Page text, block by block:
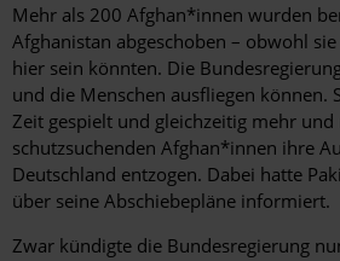
Mehr als 200 Afghan*innen wurden
Afghanistan abgeschoben – obwohl
hier sein könnten. Die
und die Menschen ausfliegen können.
Zeit gespielt und gleichzeitig mehr
schutzsuchenden Afghan*innen ihre
Deutschland entzogen. Dabei hatte
über seine Abschiebepläne informiert.
Zwar kündigte die Bundesregierung